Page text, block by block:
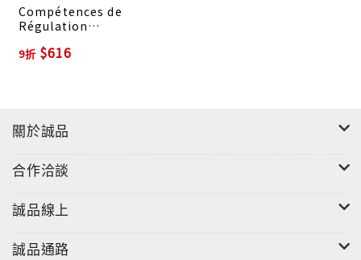
Compétences de
Régulation
Les Adolescents
9折 $616
關於誠品
合作洽談
誠品線上
誠品通路